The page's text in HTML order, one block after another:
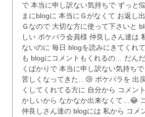
で 本当に申し訳ない気持ちで ずっと
まにblogに 本当にＧがなくて お返し
Ｇなので 大切な方に使って下さいと
しい ポケパラ会員様 仲良しさん達は
ないのに 毎日 blogを読みにきてくれ
も blogにコメントもくれるの… だん
くばかりで 本当に申し訳ない気持ち
苦しくなってきた…😢 ポケパラを 出
くしてくれてる方に 自分から コメン
かしいから なかなか出来なくて…😂
仲良しさん達の blogには 私から コメ